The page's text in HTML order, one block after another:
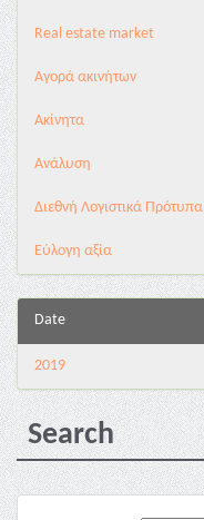
Real estate market
Αγορά ακινήτων
Ακίνητα
Ανάλυση
Διεθνή Λογιστικά Πρότυπα
Εύλογη αξία
Date
2019
Search